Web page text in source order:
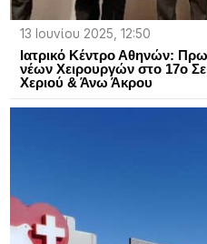
13 Ιουνίου 2025, 12:50
Ιατρικό Κέντρο Αθηνών:
νέων Χειρουργών στο 17ο
Χεριού & Άνω Άκρου